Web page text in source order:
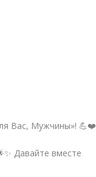
Вас, Мужчины»! 💪❤️
Давайте вместе